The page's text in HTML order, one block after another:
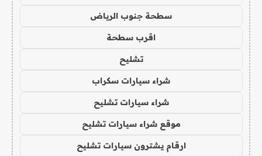
سطحة جنوب الرياض
اقرب سطحة
تشليح
شراء سيارات سكراب
شراء سيارات تشليح
موقع شراء سيارات تشليح
ارقام يشترون سيارات تشليح